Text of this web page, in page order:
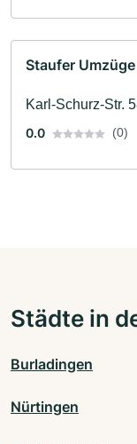
Staufer Umzüge
Karl-Schurz-Str.
0.0
(0)
Städte in
Burladingen
Nürtingen